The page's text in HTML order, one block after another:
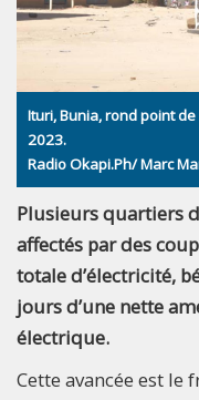
Ituri, Bunia, rond point
2023.
Radio Okapi.Ph/ Marc
Plusieurs quartiers
affectés par des
totale d’électricité,
jours d’une nette
électrique.
Cette avancée est